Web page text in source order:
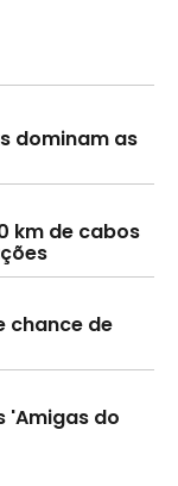
dominam as
km de cabos
chance de
'Amigas do